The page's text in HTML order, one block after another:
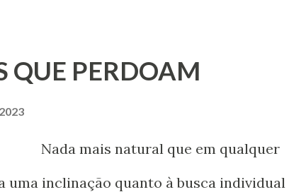
QUE PERDOAM
mais natural que em qualquer
uma inclinação quanto à busca individual